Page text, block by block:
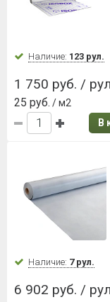
Наличие: 123 рул.
1 750 руб. /
25 руб. / м2
В
Наличие: 7 рул.
6 902 руб. /